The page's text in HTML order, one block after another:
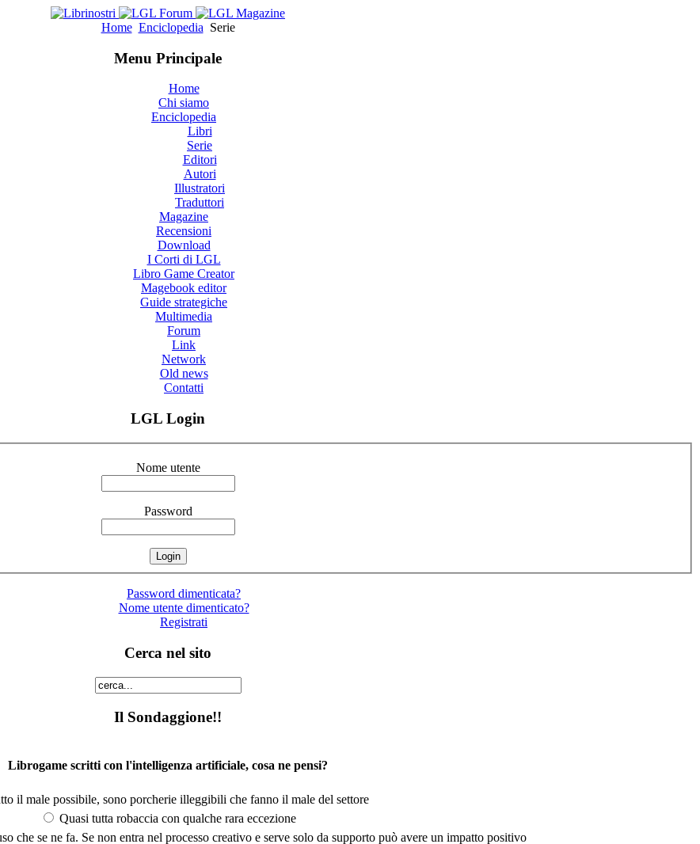
Home Enciclopedia Serie
Menu Principale
Home
Chi siamo
Enciclopedia
Libri
Serie
Editori
Autori
Illustratori
Traduttori
Magazine
Recensioni
Download
I Corti di LGL
Libro Game Creator
Magebook editor
Guide strategiche
Multimedia
Forum
Link
Network
Old news
Contatti
LGL Login
Nome utente
Password
Password dimenticata?
Nome utente dimenticato?
Registrati
Cerca nel sito
Il Sondaggione!!
Librogame scritti con l'intelligenza artificiale, cosa ne pensi?
il male possibile, sono porcherie illeggibili che fanno il male del settore
Quasi tutta robaccia con qualche rara eccezione
che se ne fa. Se non entra nel processo creativo e serve solo da supporto può avere un impatto positivo